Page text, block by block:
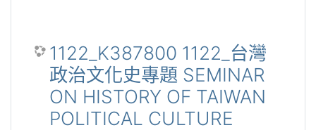
1122_K387800 1122_台灣
政治文化史專題 SEMINAR
ON HISTORY OF TAIWAN
POLITICAL CULTURE